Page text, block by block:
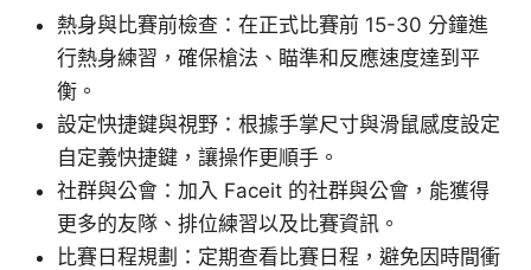
熱身與比賽前檢查：在正式比賽前 15-30 分鐘進
行熱身練習，確保槍法、瞄準和反應速度達到平
衡。
設定快捷鍵與視野：根據手掌尺寸與滑鼠感度設定
自定義快捷鍵，讓操作更順手。
社群與公會：加入 Faceit 的社群與公會，能獲得
更多的友隊、排位練習以及比賽資訊。
比賽日程規劃：定期查看比賽日程，避免因時間衝